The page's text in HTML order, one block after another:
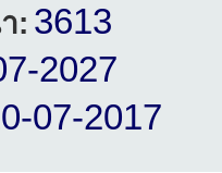
: 3613
2027
07-2017